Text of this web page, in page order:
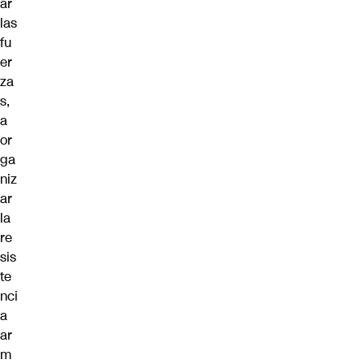
las
fu
er
za
s,
a
or
ga
niz
ar
la
re
sis
te
nci
a
ar
m